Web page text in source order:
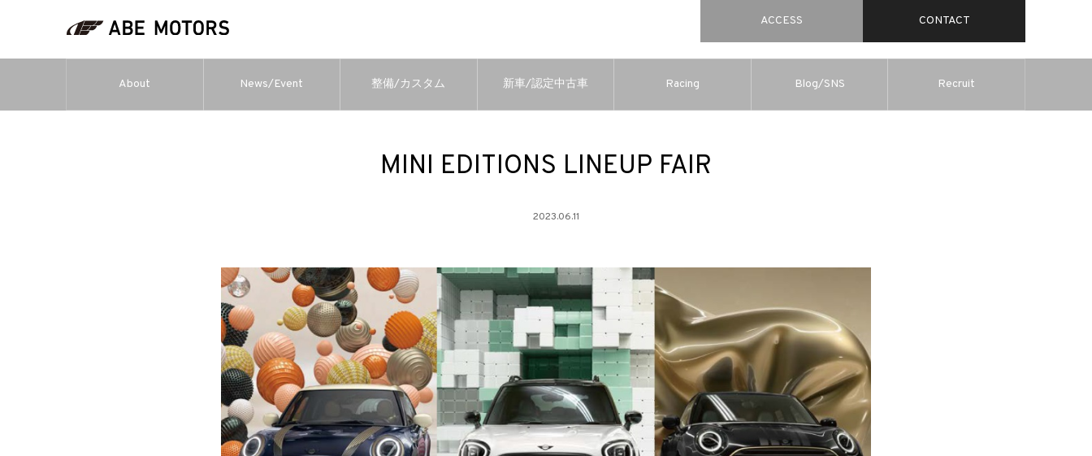
ACCESS CONTACT
About News/Event 整備/カスタム 新車/認定中古車 Racing Blog/SNS Recruit
MINI EDITIONS LINEUP FAIR
2023.06.11